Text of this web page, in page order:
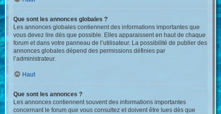
Que sont les annonces globales ?
Les annonces globales contiennent des informations importantes que
vous devez lire dès que possible. Elles apparaissent en haut de chaque
forum et dans votre panneau de l’utilisateur. La possibilité de publier des
annonces globales dépend des permissions définies par
l’administrateur.
Haut
Que sont les annonces ?
Les annonces contiennent souvent des informations importantes
concernant le forum que vous consultez et doivent être lues dès que